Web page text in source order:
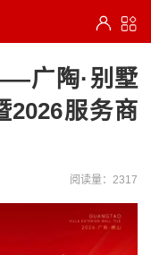
广陶·别墅
2026服务商
阅读量：2317